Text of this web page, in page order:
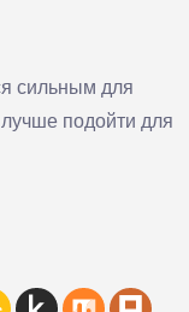
сильным для
подойти для